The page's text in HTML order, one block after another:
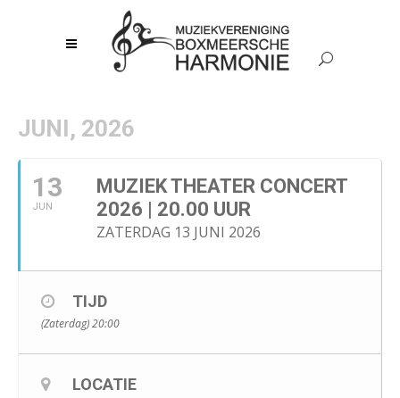
JUNI, 2026
13
JUN
MUZIEK THEATER CONCERT
2026 | 20.00 UUR
ZATERDAG 13 JUNI 2026
TIJD
(Zaterdag) 20:00
LOCATIE